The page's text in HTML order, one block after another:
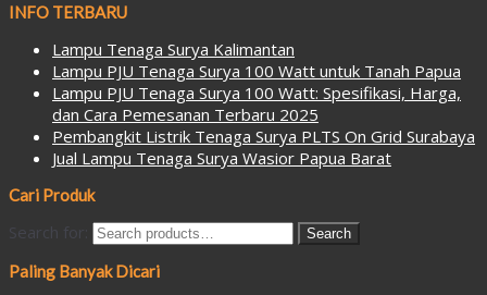
INFO TERBARU
Lampu Tenaga Surya Kalimantan
Lampu PJU Tenaga Surya 100 Watt untuk Tanah Papua
Lampu PJU Tenaga Surya 100 Watt: Spesifikasi, Harga,
dan Cara Pemesanan Terbaru 2025
Pembangkit Listrik Tenaga Surya PLTS On Grid Surabaya
Jual Lampu Tenaga Surya Wasior Papua Barat
Cari Produk
Search for: Search
Paling Banyak Dicari